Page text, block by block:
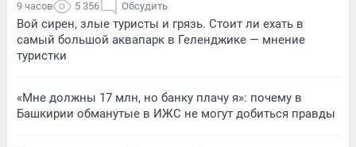
9 часов 5 356 Обсудить
Вой сирен, злые туристы и грязь. Стоит ли ехать в
самый большой аквапарк в Геленджике — мнение
туристки
«Мне должны 17 млн, но банку плачу я»: почему в
Башкирии обманутые в ИЖС не могут добиться правды